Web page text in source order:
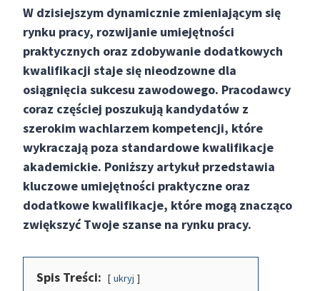
W dzisiejszym dynamicznie zmieniającym się
rynku pracy, rozwijanie umiejętności
praktycznych oraz zdobywanie dodatkowych
kwalifikacji staje się nieodzowne dla
osiągnięcia sukcesu zawodowego. Pracodawcy
coraz częściej poszukują kandydatów z
szerokim wachlarzem kompetencji, które
wykraczają poza standardowe kwalifikacje
akademickie. Poniższy artykuł przedstawia
kluczowe umiejętności praktyczne oraz
dodatkowe kwalifikacje, które mogą znacząco
zwiększyć Twoje szanse na rynku pracy.
Spis Treści: ukryj